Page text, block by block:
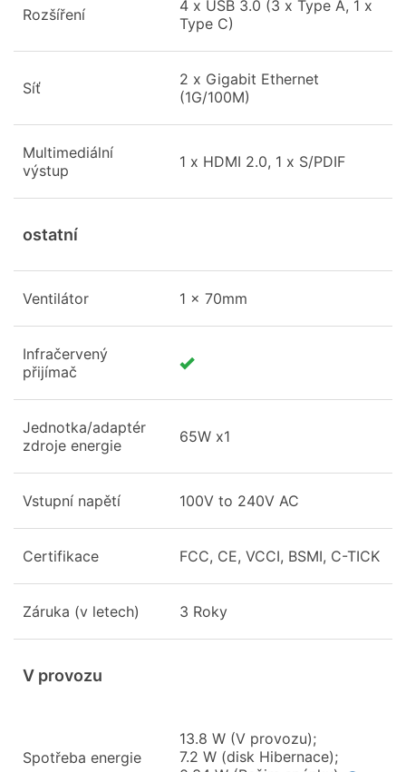
Rozšíření
4 x USB 3.0 (3 x Type A, 1 x
Type C)
Síť
2 x Gigabit Ethernet
(1G/100M)
Multimediální
výstup
1 x HDMI 2.0, 1 x S/PDIF
ostatní
Ventilátor 1 x 70mm
Infračervený
přijímač
Jednotka/adaptér
zdroje energie
65W x1
Vstupní napětí 100V to 240V AC
Certifikace FCC, CE, VCCI, BSMI, C-TICK
Záruka (v letech) 3 Roky
V provozu
Spotřeba energie
13.8 W (V provozu);
7.2 W (disk Hibernace);